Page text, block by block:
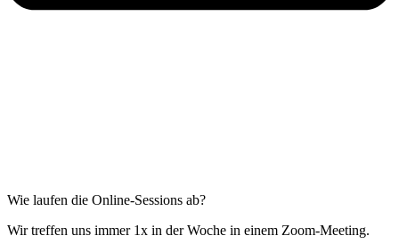
Wie laufen die Online-Sessions ab?
Wir treffen uns immer 1x in der Woche in einem Zoom-Meeting.